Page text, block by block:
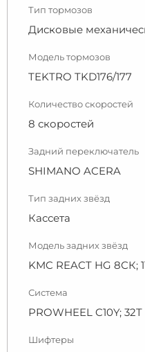
Тип тормозов
Дисковые
Модель тормозов
TEKTRO TKD176/177
Количество скоростей
8 скоростей
Задний переключатель
SHIMANO ACERA
Тип задних звёзд
Кассета
Модель задних звёзд
KMC REACT HG 8СК;
Система
PROWHEEL C10Y; 32T
Шифтеры